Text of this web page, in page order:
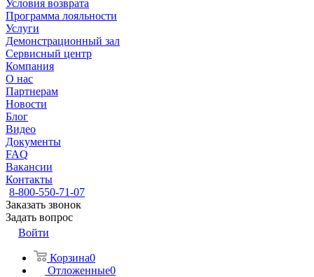
Условия возврата
Программа лояльности
Услуги
Демонстрационный зал
Сервисный центр
Компания
О нас
Партнерам
Новости
Блог
Видео
Документы
FAQ
Вакансии
Контакты
8-800-550-71-07
Заказать звонок
Задать вопрос
Войти
Корзина0
Отложенные0